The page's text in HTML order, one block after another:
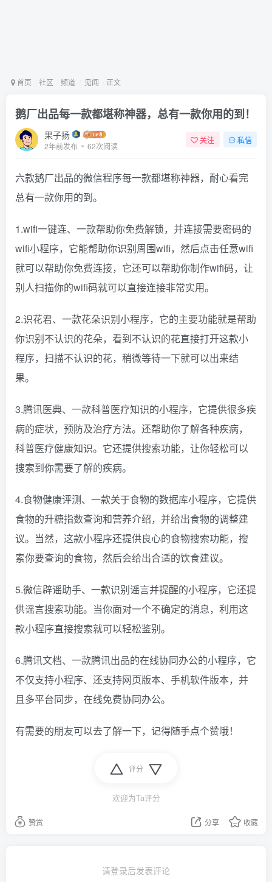
首页 社区 频道 见闻 正文
鹅厂出品每一款都堪称神器，总有一款你用的到！
果子扬
2年前发布 62次阅读
关注 私信
六款鹅厂出品的微信程序每一款都堪称神器，耐心看完
总有一款你用的到。
1.wifi一键连、一款帮助你免费解锁，并连接需要密码的
wifi小程序，它能帮助你识别周围wifi，然后点击任意wifi
就可以帮助你免费连接，它还可以帮助你制作wifi码，让
别人扫描你的wifi码就可以直接连接非常实用。
2.识花君、一款花朵识别小程序，它的主要功能就是帮助
你识别不认识的花朵，看到不认识的花直接打开这款小
程序，扫描不认识的花，稍微等待一下就可以出来结
果。
3.腾讯医典、一款科普医疗知识的小程序，它提供很多疾
病的症状，预防及治疗方法。还帮助你了解各种疾病，
科普医疗健康知识。它还提供搜索功能，让你轻松可以
搜索到你需要了解的疾病。
4.食物健康评测、一款关于食物的数据库小程序，它提供
食物的升糖指数查询和营养介绍，并给出食物的调整建
议。当然，这款小程序还提供良心的食物搜索功能，搜
索你要查询的食物，然后会给出合适的饮食建议。
5.微信辟谣助手、一款识别谣言并提醒的小程序，它还提
供谣言搜索功能。当你面对一个不确定的消息，利用这
款小程序直接搜索就可以轻松鉴别。
6.腾讯文档、一款腾讯出品的在线协同办公的小程序，它
不仅支持小程序、还支持网页版本、手机软件版本，并
且多平台同步，在线免费协同办公。
有需要的朋友可以去了解一下，记得随手点个赞哦！
评分
欢迎为Ta评分
赞赏 分享 收藏
请登录后发表评论